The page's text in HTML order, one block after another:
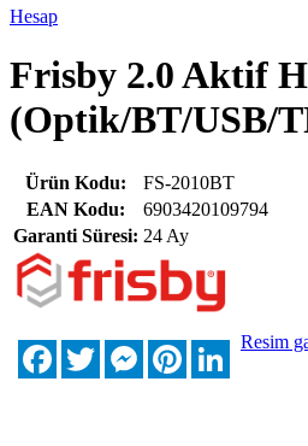
Hesap
Frisby 2.0 Aktif
(Optik/BT/USB/
Ürün Kodu:
FS-2010BT
EAN Kodu:
6903420109794
Garanti Süresi: 24 Ay
FacebookTwitterMessengerPinterestLinkedIn
Resim